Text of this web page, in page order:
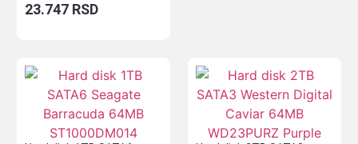
23.747 RSD